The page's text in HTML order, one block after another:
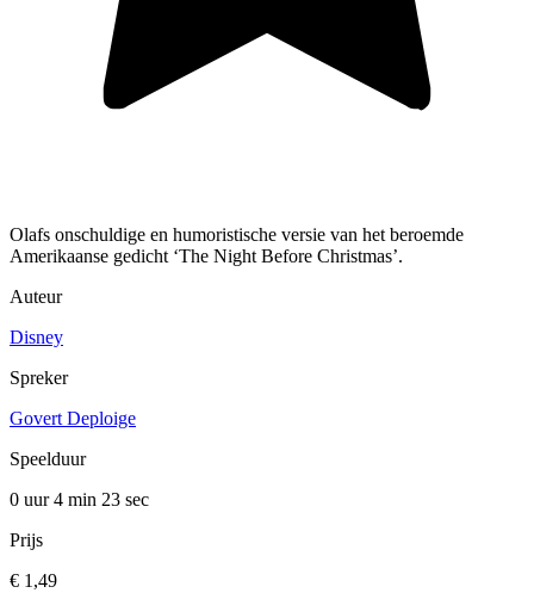
Olafs onschuldige en humoristische versie van het beroemde
Amerikaanse gedicht ‘The Night Before Christmas’.
Auteur
Disney
Spreker
Govert Deploige
Speelduur
0 uur 4 min 23 sec
Prijs
€ 1,49